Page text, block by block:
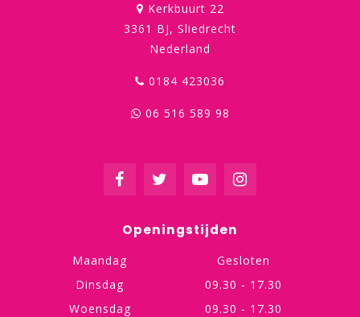
Kerkbuurt 22
3361 BJ, Sliedrecht
Nederland
0184 423036
06 516 589 98
Openingstijden
Maandag
Gesloten
Dinsdag
09.30 - 17.30
Woensdag
09.30 - 17.30